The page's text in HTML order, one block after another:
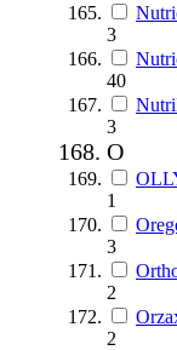
3
40
3
O
1
3
2
2